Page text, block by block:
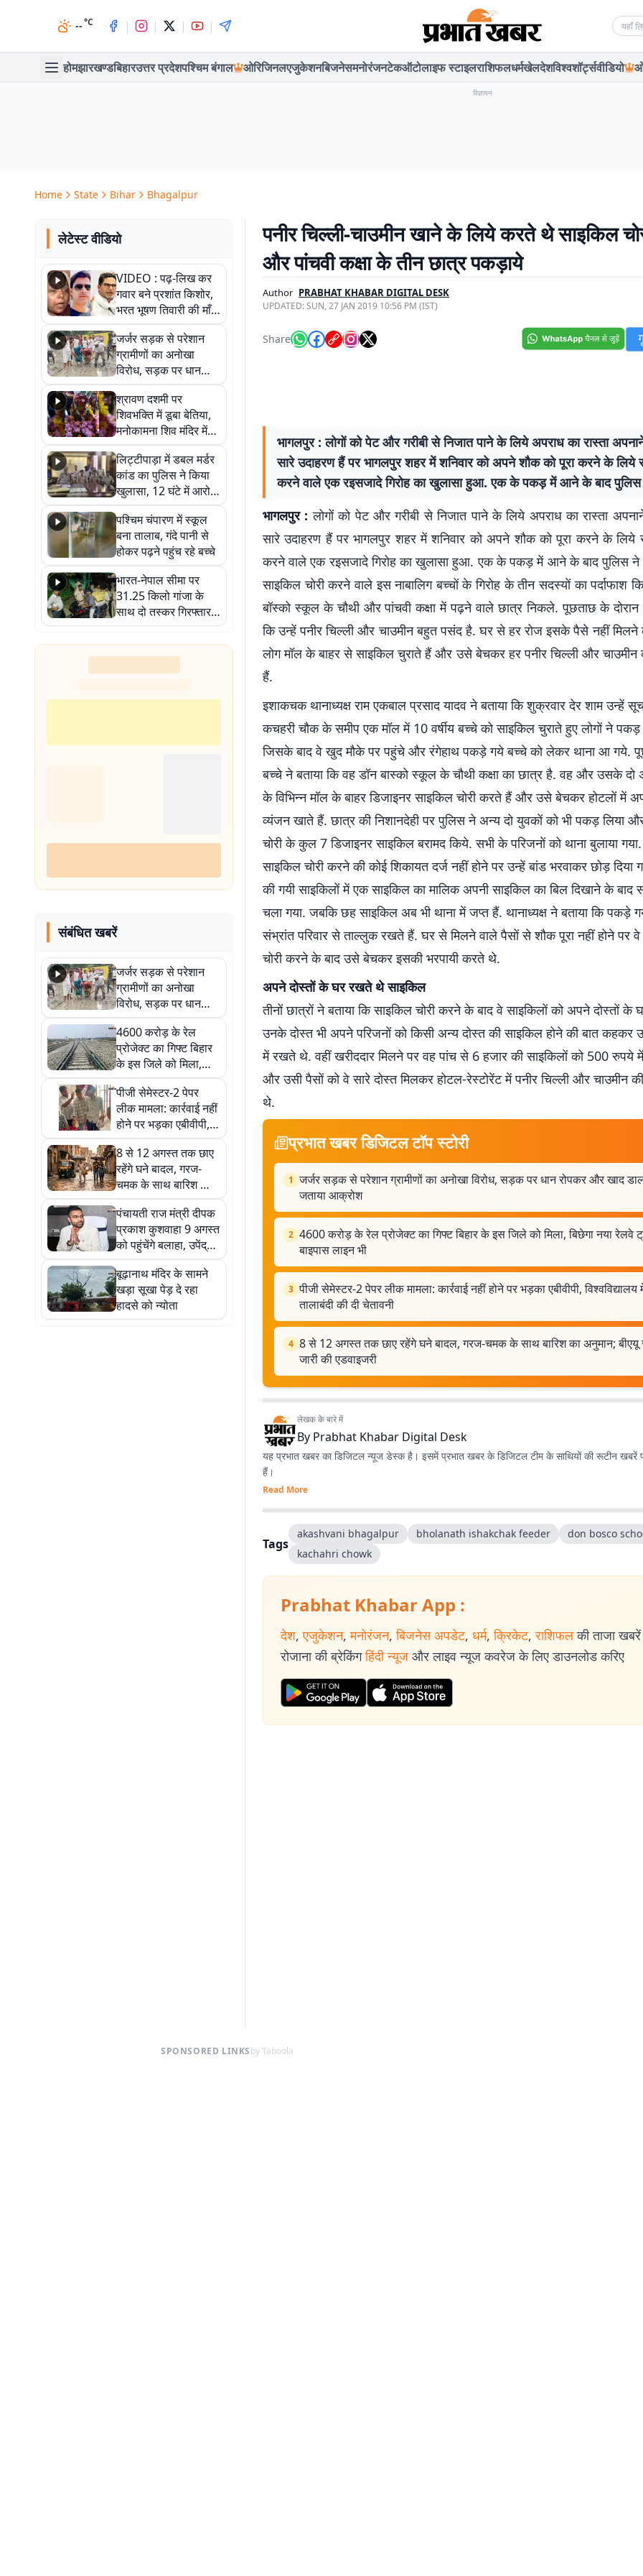
--°C | | | |
होमझारखण्डबिहारउत्तर प्रदेशपश्चिम बंगाल ओरिजिनलएजुकेशनबिजनेसमनोरंजनटेकऑटोलाइफ स्टाइलराशिफलधर्मखेलदेशविश्वशॉर्ट्सवीडियो
विज्ञापन
Home State Bihar Bhagalpur
लेटेस्ट वीडियो
VIDEO : पढ़-लिख कर
गवार बने प्रशांत किशोर,
भरत भूषण तिवारी की माँ ने
कहा नहीं थी उम्मीद, बेटा
था तो किसी को बोलने की
नहीं थी हिम्मत
जर्जर सड़क से परेशान
ग्रामीणों का अनोखा
विरोध, सड़क पर धान
रोपकर और खाद डालकर
जताया आक्रोश
श्रावण दशमी पर
शिवभक्ति में डूबा बेतिया,
मनोकामना शिव मंदिर में
हुआ भव्य श्रृंगार
लिट्टीपाड़ा में डबल मर्डर
कांड का पुलिस ने किया
खुलासा, 12 घंटे में आरोपी
गिरफ्तार
पश्चिम चंपारण में स्कूल
बना तालाब, गंदे पानी से
होकर पढ़ने पहुंच रहे बच्चे
भारत-नेपाल सीमा पर
31.25 किलो गांजा के
साथ दो तस्कर गिरफ्तार,
नेपाली नंबर की बाइक
जब्त
संबंधित खबरें
जर्जर सड़क से परेशान
ग्रामीणों का अनोखा
विरोध, सड़क पर धान
रोपकर और खाद डालकर
जताया आक्रोश
4600 करोड़ के रेल
प्रोजेक्ट का गिफ्ट बिहार
के इस जिले को मिला,
बिछेगा नया रेलवे ट्रैक
और बाइपास लाइन भी
पीजी सेमेस्टर-2 पेपर
लीक मामला: कार्रवाई नहीं
होने पर भड़का एबीवीपी,
विश्वविद्यालय में तालाबंदी
की दी चेतावनी
8 से 12 अगस्त तक छाए
रहेंगे घने बादल, गरज-
चमक के साथ बारिश का
अनुमान; बीएयू सबौर ने
जारी की एडवाइजरी
पंचायती राज मंत्री दीपक
प्रकाश कुशवाहा 9 अगस्त
को पहुंचेंगे बलाहा, उपेंद्र
कुशवाहा सेवा सदन में होगा
कार्यक्रम
बूढ़ानाथ मंदिर के सामने
खड़ा सूखा पेड़ दे रहा
हादसे को न्योता
पनीर चिल्ली-चाउमीन खाने के लिये करते थे साइकिल
और पांचवी कक्षा के तीन छात्र पकड़ाये
Author PRABHAT KHABAR DIGITAL DESK
UPDATED:SUN, 27 JAN 2019 10:56 PM (IST)
Share
भागलपुर : लोगों को पेट और गरीबी से निजात पाने के लिये अपराध का रास्ता
सारे उदाहरण हैं पर भागलपुर शहर में शनिवार को अपने शौक को पूरा करने के लिये
करने वाले एक रइसजादे गिरोह का खुलासा हुआ. एक के पकड़ में आने के बाद
भागलपुर :लोगों को पेट और गरीबी से निजात पाने के लिये अपराध का रास्ता
सारे उदाहरण हैं पर भागलपुर शहर में शनिवार को अपने शौक को पूरा करने के लिये
करने वाले एक रइसजादे गिरोह का खुलासा हुआ. एक के पकड़ में आने के बाद पुलिस ने
साइकिल चोरी करने वाले इस नाबालिग बच्चों के गिरोह के तीन सदस्यों का पर्दाफाश
बॉस्को स्कूल के चौथी और पांचवी कक्षा में पढ़ने वाले छात्र निकले. पूछताछ के दोरान
कि उन्हें पनीर चिल्ली और चाउमीन बहुत पसंद है. घर से हर रोज इसके पैसे नहीं
लोग मॉल के बाहर से साइकिल चुराते हैं और उसे बेचकर हर पनीर चिल्ली और चाउमीन
हैं.
इशाकचक थानाध्यक्ष राम एकबाल प्रसाद यादव ने बताया कि शुक्रवार देर शाम उन्हें
कचहरी चौक के समीप एक मॉल में 10 वर्षीय बच्चे को साइकिल चुराते हुए लोगों ने पकड़
जिसके बाद वे खुद मौके पर पहुंचे और रंगेहाथ पकड़े गये बच्चे को लेकर थाना आ गये.
बच्चे ने बताया कि वह डॉन बास्को स्कूल के चौथी कक्षा का छात्र है. वह और उसके दो
के विभिन्न मॉल के बाहर डिजाइनर साइकिल चोरी करते हैं और उसे बेचकर होटलों में
व्यंजन खाते हैं. छात्र की निशानदेही पर पुलिस ने अन्य दो युवकों को भी पकड़ लिया
चोरी के कुल 7 डिजाइनर साइकिल बरामद किये. सभी के परिजनों को थाना बुलाया
साइकिल चोरी करने की कोई शिकायत दर्ज नहीं होने पर उन्हें बांड भरवाकर छोड़ दिया
की गयी साइकिलों में एक साइकिल का मालिक अपनी साइकिल का बिल दिखाने के बाद
चला गया. जबकि छह साइकिल अब भी थाना में जप्त हैं. थानाध्यक्ष ने बताया कि पकड़े
संभ्रांत परिवार से ताल्लुक रखते हैं. घर से मिलने वाले पैसों से शौक पूरा नहीं होने पर
चोरी करने के बाद उसे बेचकर इसकी भरपायी करते थे.
अपने दोस्तों के घर रखते थे साइकिल
तीनों छात्रों ने बताया कि साइकिल चोरी करने के बाद वे साइकिलों को अपने दोस्तों
उनके दोस्त भी अपने परिजनों को किसी अन्य दोस्त की साइकिल होने की बात
में रखते थे. वहीं खरीददार मिलने पर वह पांच से 6 हजार की साइकिलों को 500 रुपये
और उसी पैसों को वे सारे दोस्त मिलकर होटल-रेस्टोरेंट में पनीर चिल्ली और चाउमीन की
थे.
प्रभात खबर डिजिटल टॉप स्टोरी
1 जर्जर सड़क से परेशान ग्रामीणों का अनोखा विरोध, सड़क पर धान रोपकर और खाद
जताया आक्रोश
2 4600 करोड़ के रेल प्रोजेक्ट का गिफ्ट बिहार के इस जिले को मिला, बिछेगा नया
बाइपास लाइन भी
3 पीजी सेमेस्टर-2 पेपर लीक मामला: कार्रवाई नहीं होने पर भड़का एबीवीपी, विश्वविद्यालय
तालाबंदी की दी चेतावनी
4 8 से 12 अगस्त तक छाए रहेंगे घने बादल, गरज-चमक के साथ बारिश का अनुमान; बीएयू
जारी की एडवाइजरी
लेखक के बारे में
By Prabhat Khabar Digital Desk
यह प्रभात खबर का डिजिटल न्यूज डेस्क है। इसमें प्रभात खबर के डिजिटल टीम के साथियों की रूटीन खबरें
हैं।
Read More
Tags
akashvani bhagalpur bholanath ishakchak feeder
don bosco
kachahri chowk
Prabhat Khabar App :
देश, एजुकेशन, मनोरंजन, बिजनेस अपडेट, धर्म, क्रिकेट, राशिफल की ताजा
रोजाना की ब्रेकिंग हिंदी न्यूज और लाइव न्यूज कवरेज के लिए डाउनलोड करिए
SPONSORED LINKSby Taboola